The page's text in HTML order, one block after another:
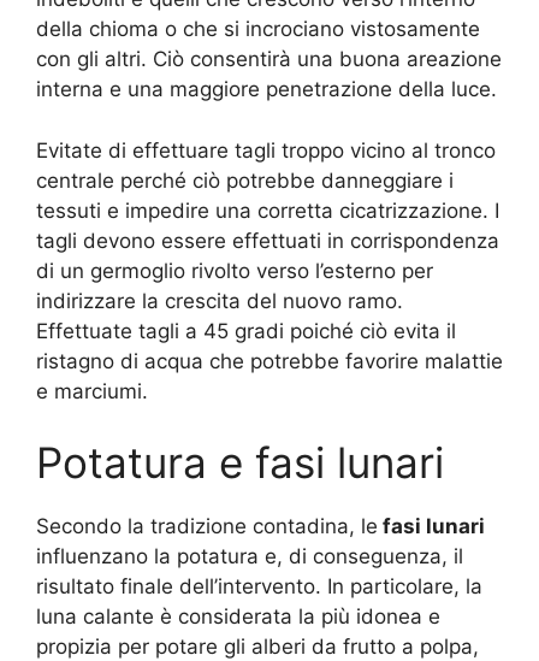
della chioma o che si incrociano vistosamente
con gli altri. Ciò consentirà una buona areazione
interna e una maggiore penetrazione della luce.
Evitate di effettuare tagli troppo vicino al tronco
centrale perché ciò potrebbe danneggiare i
tessuti e impedire una corretta cicatrizzazione. I
tagli devono essere effettuati in corrispondenza
di un germoglio rivolto verso l’esterno per
indirizzare la crescita del nuovo ramo.
Effettuate tagli a 45 gradi poiché ciò evita il
ristagno di acqua che potrebbe favorire malattie
e marciumi.
Potatura e fasi lunari
Secondo la tradizione contadina, le fasi lunari
influenzano la potatura e, di conseguenza, il
risultato finale dell’intervento. In particolare, la
luna calante è considerata la più idonea e
propizia per potare gli alberi da frutto a polpa,